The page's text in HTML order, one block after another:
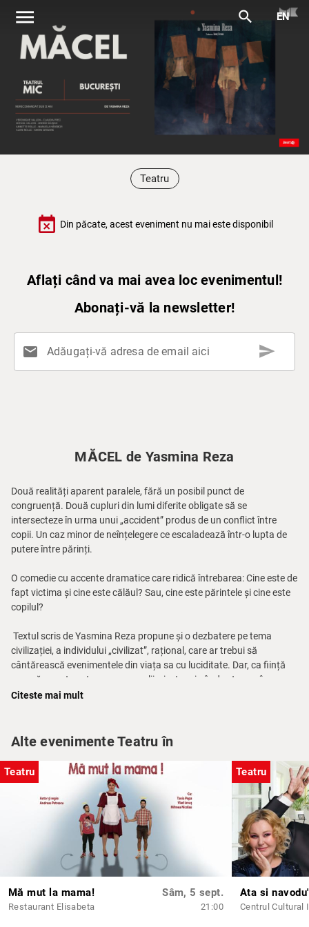
menu search EN
Teatru
event_busy Din păcate, acest eveniment nu mai este disponibil
Aflați când va mai avea loc evenimentul!
Abonați-vă la newsletter!
mail Adăugați-vă adresa de email aici send
MĂCEL de Yasmina Reza
Două realități aparent paralele, fără un posibil punct de
congruență. Două cupluri din lumi diferite obligate să se
intersecteze în urma unui „accident” produs de un conflict între
copii. Un caz minor de neînțelegere ce escaladează într-o lupta de
putere între părinți.
O comedie cu accente dramatice care ridică întrebarea: Cine este de
fapt victima și cine este călăul? Sau, cine este părintele și cine este
copilul?
Textul scris de Yasmina Reza propune și o dezbatere pe tema
civilizației, a individului „civilizat”, rațional, care ar trebui să
cântărească evenimentele din viața sa cu luciditate. Dar, ca ființă
umană, acesta este supus greșelii, și, atunci când este pus în
postura de a-și apăra cauza, pare că nu se deosebește cu nimic de
Traducerea:Ionuț Grama
Consultant scenografie:Ioana Pashca
Veronique Valllon -Claudia Prec
Andrei Seușan
Manuela Hărăbor
Alain Reille - Marin Grigore
Durata: 1h 35 min
Citeste mai mult
Alte evenimente Teatru în
Teatru
Mă mut la mama!
Restaurant Elisabeta
Sâm, 5 sept.
21:00
Teatru
Centrul Cultural